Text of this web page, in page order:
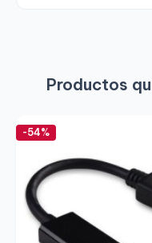
Productos
-54%